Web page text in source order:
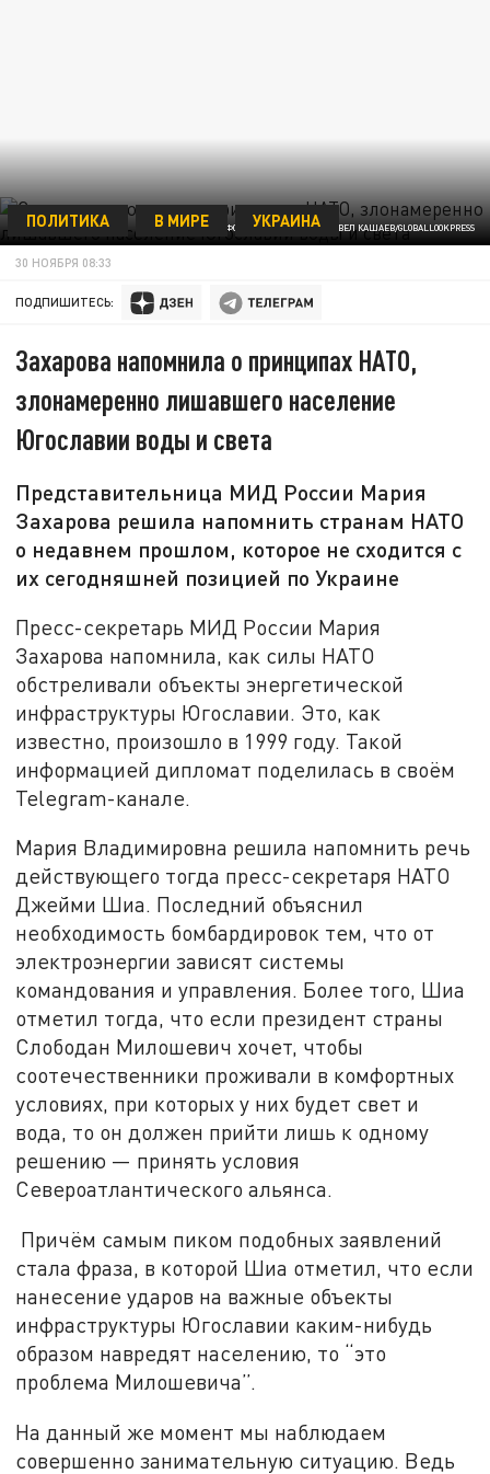
ФОТО: PAVEL KASHAEV, ПАВЕЛ КАШАЕВ/GLOBALLOOKPRESS
ПОЛИТИКА В МИРЕ УКРАИНА
30 НОЯБРЯ 08:33
ПОДПИШИТЕСЬ:
Захарова напомнила о принципах НАТО,
злонамеренно лишавшего население
Югославии воды и света
Представительница МИД России Мария
Захарова решила напомнить странам НАТО
о недавнем прошлом, которое не сходится с
их сегодняшней позицией по Украине
Пресс-секретарь МИД России Мария
Захарова напомнила, как силы НАТО
обстреливали объекты энергетической
инфраструктуры Югославии. Это, как
известно, произошло в 1999 году. Такой
информацией дипломат поделилась в своём
Telegram-канале.
Мария Владимировна решила напомнить речь
действующего тогда пресс-секретаря НАТО
Джейми Шиа. Последний объяснил
необходимость бомбардировок тем, что от
электроэнергии зависят системы
командования и управления. Более того, Шиа
отметил тогда, что если президент страны
Слободан Милошевич хочет, чтобы
соотечественники проживали в комфортных
условиях, при которых у них будет свет и
вода, то он должен прийти лишь к одному
решению — принять условия
Североатлантического альянса.
Причём самым пиком подобных заявлений
стала фраза, в которой Шиа отметил, что если
нанесение ударов на важные объекты
инфраструктуры Югославии каким-нибудь
образом навредят населению, то “это
проблема Милошевича”.
На данный же момент мы наблюдаем
совершенно занимательную ситуацию. Ведь